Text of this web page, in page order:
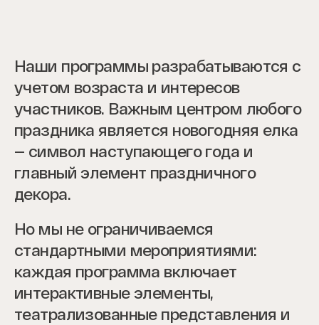
Наши программы разрабатываются с
учетом возраста и интересов
участников. Важным центром любого
праздника является новогодняя елка
— символ наступающего года и
главный элемент праздничного
декора.
Но мы не ограничиваемся
стандартными мероприятиями:
каждая программа включает
интерактивные элементы,
театрализованные представления и